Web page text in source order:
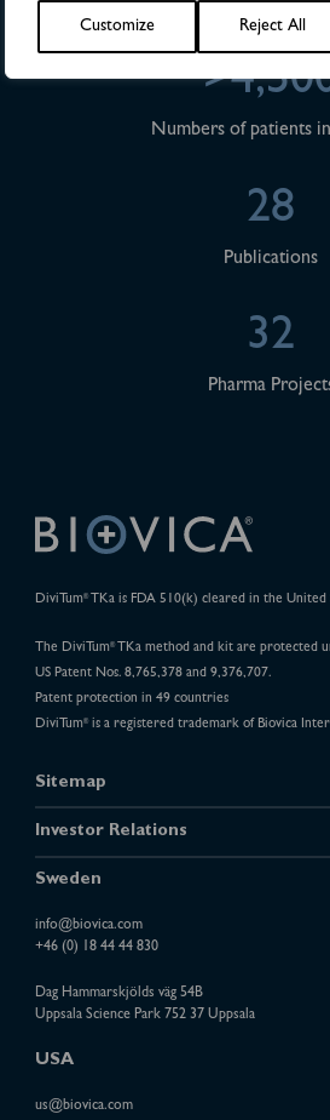
Customize Reject All
Numbers of patients
28
Publications
32
Pharma
DiviTum®TKa is FDA 510(k) cleared in the United
The DiviTum® TKa method and kit are protected
US Patent Nos. 8,765,378 and 9,376,707.
Patent protection in 49 countries
DiviTum® is a registered trademark of Biovica
Sitemap
Investor Relations
Sweden
info@biovica.com
+46 (0) 18 44 44 830
Dag Hammarskjölds väg 54B
Uppsala Science Park 752 37 Uppsala
USA
us@biovica.com